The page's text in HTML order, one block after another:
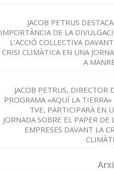
JACOB PETRUS
IMPORTÀNCIA DE LA
L’ACCIÓ COL·LECTIVA
CRISI CLIMÀTICA EN UNA
A
JACOB PETRUS, DIRECTOR
PROGRAMA «AQUÍ LA TIERRA»
TVE, PARTICIPARÀ EN
JORNADA SOBRE EL PAPER DE
EMPRESES DAVANT LA